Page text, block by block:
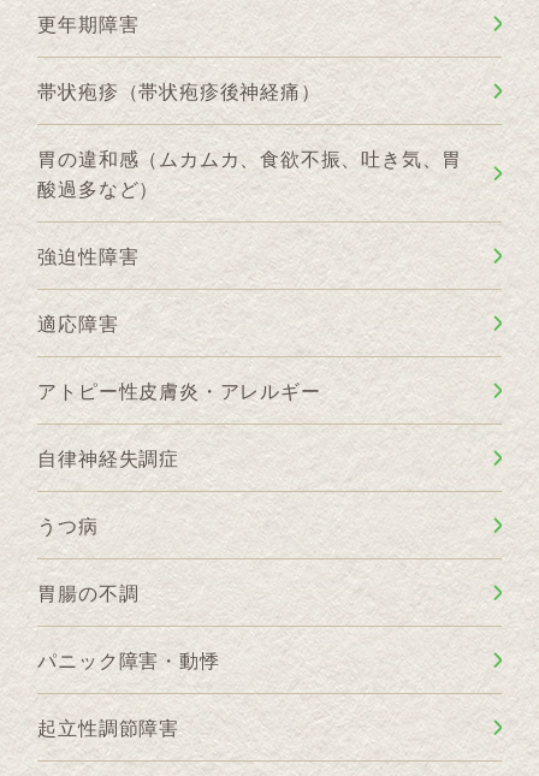
更年期障害
帯状疱疹（帯状疱疹後神経痛）
胃の違和感（ムカムカ、食欲不振、吐き気、胃
酸過多など）
強迫性障害
適応障害
アトピー性皮膚炎・アレルギー
自律神経失調症
うつ病
胃腸の不調
パニック障害・動悸
起立性調節障害